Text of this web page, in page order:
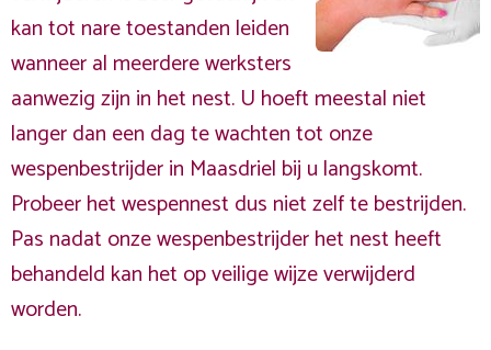
kan tot nare toestanden leiden
wanneer al meerdere werksters
aanwezig zijn in het nest. U hoeft meestal niet
langer dan een dag te wachten tot onze
wespenbestrijder in Maasdriel bij u langskomt.
Probeer het wespennest dus niet zelf te bestrijden.
Pas nadat onze wespenbestrijder het nest heeft
behandeld kan het op veilige wijze verwijderd
worden.